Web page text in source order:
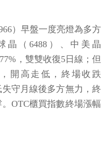
）早盤一度亮燈為多方
晶（6488）、中美晶
，雙雙收復5日線；但
開高走低，終場收跌
守月線後多方無力，終
OTC櫃買指數終場漲幅